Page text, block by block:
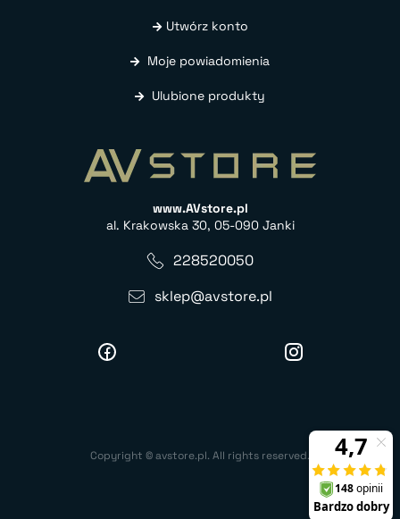
Utwórz konto
Moje powiadomienia
Ulubione produkty
www.AVstore.pl
al. Krakowska 30, 05-090 Janki
228520050
sklep@avstore.pl
Copyright © avstore.pl. All rights reserved.